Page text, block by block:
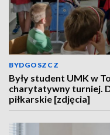
BYDGOSZCZ
Były student UMK w
charytatywny turniej.
piłkarskie [zdjęcia]